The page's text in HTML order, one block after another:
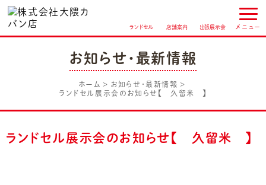
ランドセル 店舗案内 出張展示会
お知らせ・最新情報
ホーム
お知らせ・最新情報
ランドセル展示会のお知らせ【 久留米 】
ランドセル展示会のお知らせ【 久留米 】